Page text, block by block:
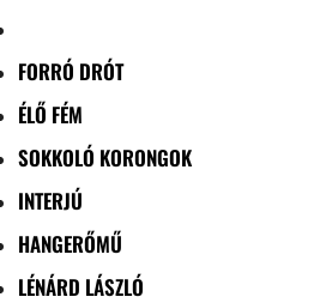
FORRÓ DRÓT
ÉLŐ FÉM
SOKKOLÓ KORONGOK
INTERJÚ
HANGERŐMŰ
LÉNÁRD LÁSZLÓ